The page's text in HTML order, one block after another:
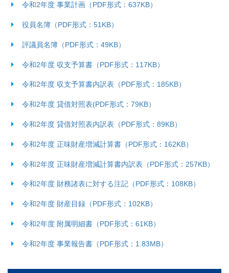
令和2年度 事業計画（PDF形式：637KB）
役員名簿（PDF形式：51KB）
評議員名簿（PDF形式：49KB）
令和2年度 収支予算書（PDF形式：117KB）
令和2年度 収支予算書内訳表（PDF形式：185KB）
令和2年度 貸借対照表(PDF形式：79KB）
令和2年度 貸借対照表内訳表（PDF形式：89KB）
令和2年度 正味財産増減計算書（PDF形式：162KB）
令和2年度 正味財産増減計算書内訳表（PDF形式：257KB）
令和2年度 財務諸表に対する注記（PDF形式：108KB）
令和2年度 財産目録（PDF形式：102KB）
令和2年度 附属明細書（PDF形式：61KB）
令和2年度 事業報告書（PDF形式：1.83MB）